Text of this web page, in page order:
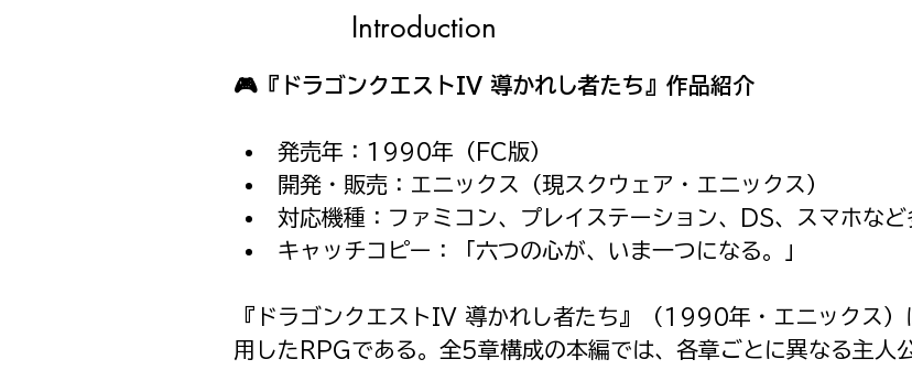
Introduction
🎮『ドラゴンクエストIV 導かれし者たち』作品紹介
発売年：1990年（FC版）
開発・販売：エニックス（現スクウェア・エニックス）
対応機種：ファミコン、プレイステーション、DS、スマホなど
キャッチコピー：「六つの心が、いま一つになる。」
『ドラゴンクエストIV 導かれし者たち』（1990年・エニックス
用したRPGである。全5章構成の本編では、各章ごとに異なる主人